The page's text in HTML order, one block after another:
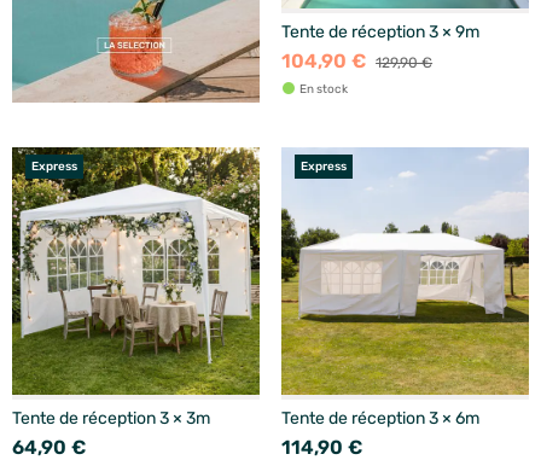
Tente de réception 3 × 9m
104,90 € 129,90 €
En stock
Express
Tente de réception 3 × 3m
64,90 €
Express
Tente de réception 3 × 6m
114,90 €